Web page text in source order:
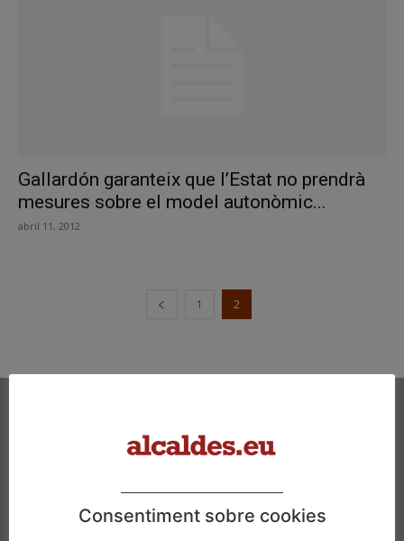
Gallardón garanteix que l’Estat no prendrà
mesures sobre el model autonòmic...
abril 11, 2012
1 2
T. 933 390 812
Consentiment sobre cookies